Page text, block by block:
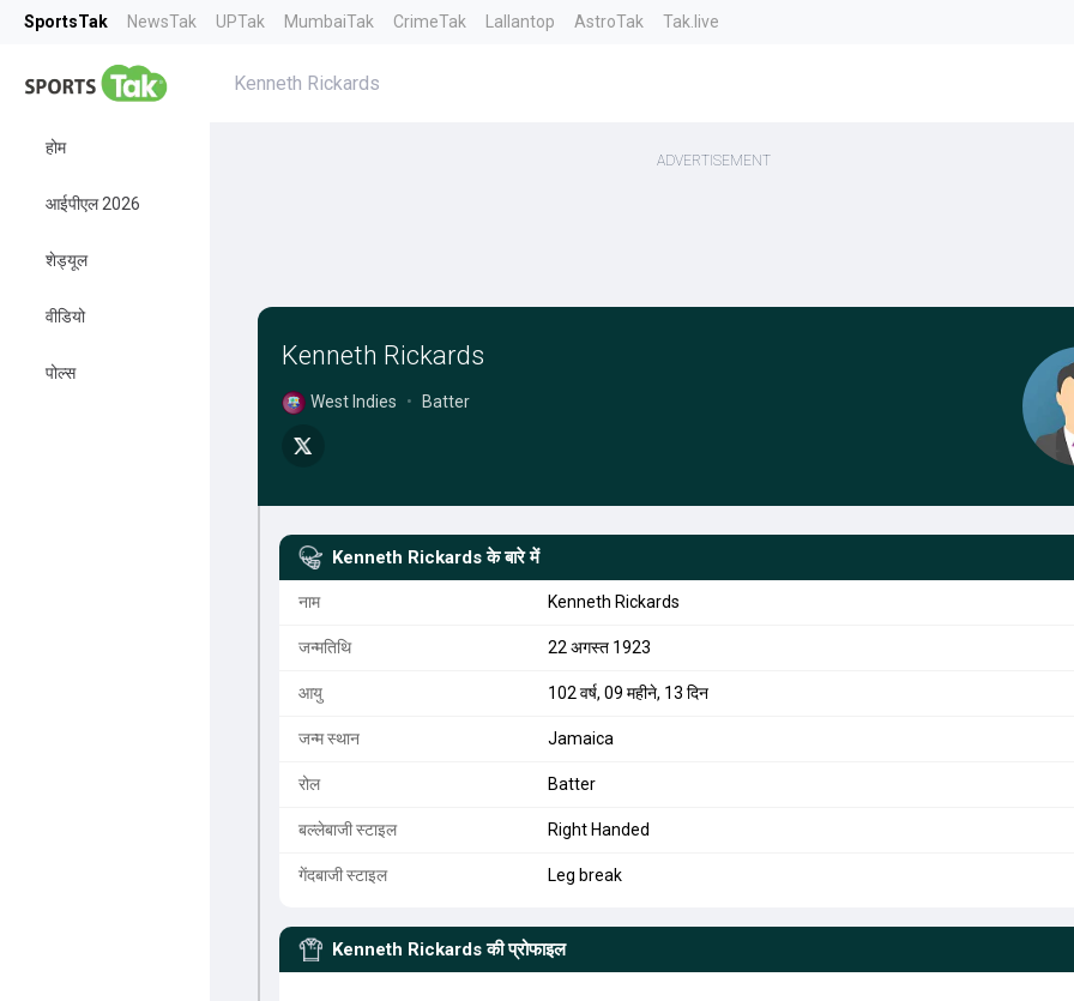
SportsTak NewsTak UPTak MumbaiTak CrimeTak Lallantop AstroTak Tak.live
होम
आईपीएल 2026
शेड्यूल
वीडियो
पोल्स
Kenneth Rickards
Kenneth Rickards
West Indies • Batter
Kenneth Rickards के बारे में
नाम Kenneth Rickards
जन्मतिथि 22 अगस्त 1923
आयु 102 वर्ष, 09 महीने, 13 दिन
जन्म स्थान Jamaica
रोल Batter
बल्लेबाजी स्टाइल Right Handed
गेंदबाजी स्टाइल Leg break
Kenneth Rickards की प्रोफाइल